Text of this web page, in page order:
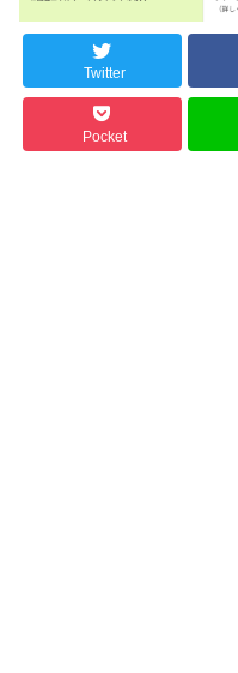
Twitter
Pocket